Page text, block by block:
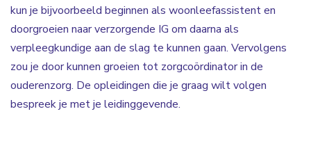
kun je bijvoorbeeld beginnen als woonleefassistent en
doorgroeien naar verzorgende IG om daarna als
verpleegkundige aan de slag te kunnen gaan. Vervolgens
zou je door kunnen groeien tot zorgcoördinator in de
ouderenzorg. De opleidingen die je graag wilt volgen
bespreek je met je leidinggevende.